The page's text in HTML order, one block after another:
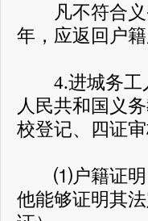
凡不符合义
年，应返回户
4.进城务工人
人民共和国义
校登记、四证
⑴户籍证明：
他能够证明其